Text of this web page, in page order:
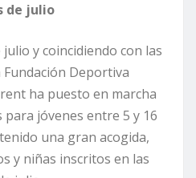
de julio
y coincidiendo con las
Fundación Deportiva
ha puesto en marcha
jóvenes entre 5 y 16
una gran acogida,
y niñas inscritos en las